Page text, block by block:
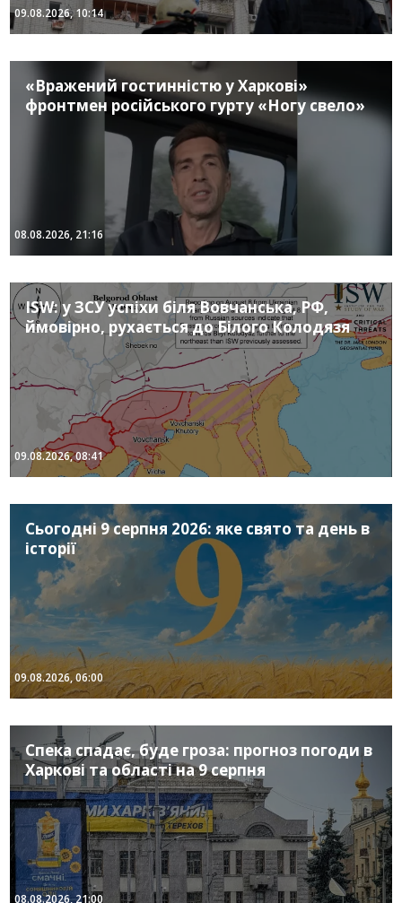
09.08.2026, 10:14
«Вражений гостинністю у Харкові»
фронтмен російського гурту «Ногу свело»
08.08.2026, 21:16
ISW: у ЗСУ успіхи біля Вовчанська, РФ,
ймовірно, рухається до Білого Колодязя
09.08.2026, 08:41
Сьогодні 9 серпня 2026: яке свято та день в
історії
09.08.2026, 06:00
Спека спадає, буде гроза: прогноз погоди в
Харкові та області на 9 серпня
08.08.2026, 21:00